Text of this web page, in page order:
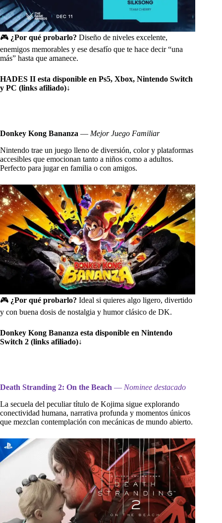
🎮 ¿Por qué probarlo? Diseño de niveles excelente,
enemigos memorables y ese desafío que te hace decir “una
más” hasta que amanece.
HADES II esta disponible en Ps5, Xbox, Nintendo Switch
y PC (links afiliado)↓
Donkey Kong Bananza — Mejor Juego Familiar
Nintendo trae un juego lleno de diversión, color y plataformas
accesibles que emocionan tanto a niños como a adultos.
Perfecto para jugar en familia o con amigos.
🎮 ¿Por qué probarlo? Ideal si quieres algo ligero, divertido
y con buena dosis de nostalgia y humor clásico de DK.
Donkey Kong Bananza esta disponible en Nintendo
Switch 2 (links afiliado)↓
Death Stranding 2: On the Beach — Nominee destacado
La secuela del peculiar título de Kojima sigue explorando
conectividad humana, narrativa profunda y momentos únicos
que mezclan contemplación con mecánicas de mundo abierto.